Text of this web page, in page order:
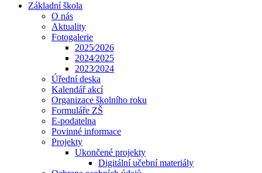
Základní škola
O nás
Aktuality
Fotogalerie
2025⁄2026
2024⁄2025
2023⁄2024
Úřední deska
Kalendář akcí
Organizace školního roku
Formuláře ZŠ
E-podatelna
Povinné informace
Projekty
Ukončené projekty
Digitální učební materiály